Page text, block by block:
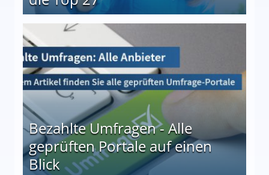
Bezahlte Umfragen - Alle
geprüften Portale auf einen
Blick